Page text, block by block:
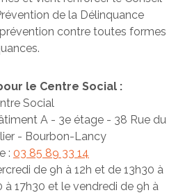
de la Délinquance
contre toutes formes
le Centre Social :
Social
A - 3e étage - 38 Rue du
- Bourbon-Lancy
: 03 85 89 33 14
de 9h à 12h et de 13h30 à
à 17h30 et le vendredi de 9h à